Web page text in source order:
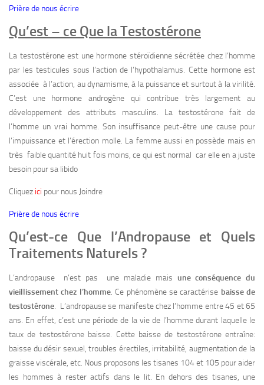
Prière de nous écrire
Qu’est – ce Que la Testostérone
La testostérone est une hormone stéroïdienne sécrétée chez l’homme
par les testicules sous l’action de l’hypothalamus. Cette hormone est
associée à l’action, au dynamisme, à la puissance et surtout à la virilité.
C’est une hormone androgène qui contribue très largement au
développement des attributs masculins. La testostérone fait de
l’homme un vrai homme. Son insuffisance peut-être une cause pour
l’impuissance et l’érection molle. La femme aussi en possède mais en
très faible quantité huit fois moins, ce qui est normal car elle en a juste
besoin pour sa libido
Cliquez ici pour nous Joindre
Prière de nous écrire
Qu’est-ce Que l’Andropause et Quels
Traitements Naturels ?
L’andropause n’est pas une maladie mais une conséquence du
vieillissement chez l’homme. Ce phénomène se caractérise baisse de
testostérone. L’andropause se manifeste chez l’homme entre 45 et 65
ans. En effet, c’est une période de la vie de l’homme durant laquelle le
taux de testostérone baisse. Cette baisse de testostérone entraîne:
baisse du désir sexuel, troubles érectiles, irritabilité, augmentation de la
graisse viscérale, etc. Nous proposons les tisanes 104 et 105 pour aider
les hommes à rester actifs dans le lit. En dehors des tisanes, une